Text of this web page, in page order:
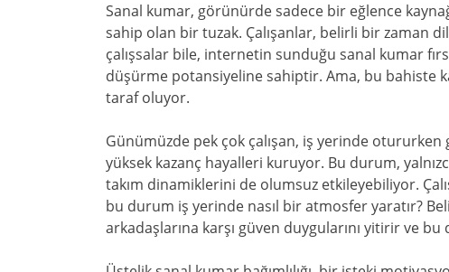
Sanal kumar, görünürde sadece bir eğlence
sahip olan bir tuzak. Çalışanlar, belirli bir zaman
çalışsalar bile, internetin sunduğu sanal kumar
düşürme potansiyeline sahiptir. Ama, bu bahiste
taraf oluyor.
Günümüzde pek çok çalışan, iş yerinde
yüksek kazanç hayalleri kuruyor. Bu durum,
takım dinamiklerini de olumsuz etkileyebiliyor.
bu durum iş yerinde nasıl bir atmosfer yaratır?
arkadaşlarına karşı güven duygularını yitirir ve